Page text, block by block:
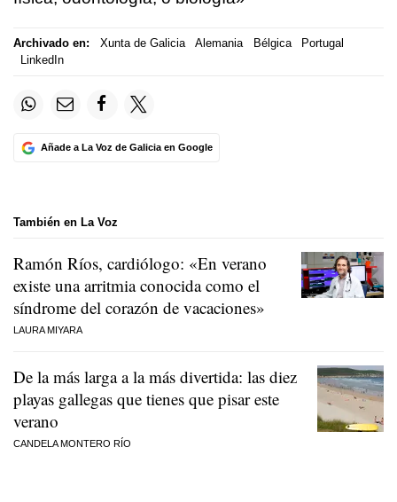
Archivado en: Xunta de Galicia Alemania Bélgica
Portugal
LinkedIn
Añade a La Voz de Galicia en Google
También en La Voz
Ramón Ríos, cardiólogo: «En verano
existe una arritmia conocida como el
síndrome del corazón de vacaciones»
LAURA MIYARA
De la más larga a la más divertida: las diez
playas gallegas que tienes que pisar este
verano
CANDELA MONTERO RÍO